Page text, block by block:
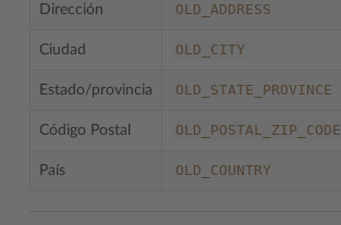
Dirección OLD_ADDRESS
Ciudad OLD_CITY
Estado/provincia OLD_STATE_PROVINCE
Código Postal OLD_POSTAL_ZIP_CODE
País OLD_COUNTRY